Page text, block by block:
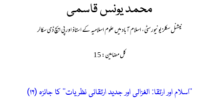
محمد یونس قاسمی
نیشنل سکلز یونیورسٹی، اسلام آباد میں علوم اسلامیہ کے استاذ اور پی ایچ ڈی سکالر
کل مضامین: 15
’’اسلام اور ارتقا: الغزالی اور جدید ارتقائی نظریات‘‘ کا جائزہ (۱۶)